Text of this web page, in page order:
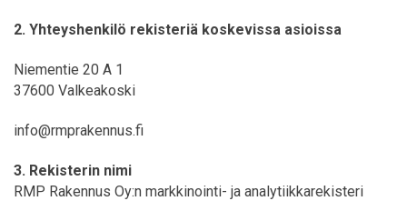
2. Yhteyshenkilö rekisteriä koskevissa asioissa
Niementie 20 A 1
37600 Valkeakoski
info@rmprakennus.fi
3. Rekisterin nimi
RMP Rakennus Oy:n markkinointi- ja analytiikkarekisteri